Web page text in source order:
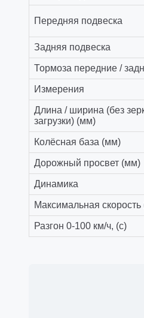
Передняя подвеска
Задняя подвеска
Тормоза передние /
Измерения
Длина / ширина (без
загрузки) (мм)
Колёсная база (мм)
Дорожный просвет (мм)
Динамика
Максимальная скорость
Разгон 0-100 км/ч, (с)